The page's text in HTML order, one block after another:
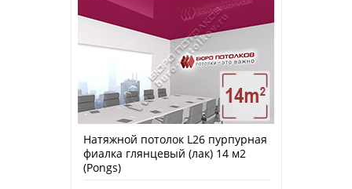
Натяжной потолок L26 пурпурная
фиалка глянцевый (лак) 14 м2
(Pongs)